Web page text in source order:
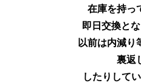
在庫を持っ
即日交換と
以前は内減り
裏返
したりして